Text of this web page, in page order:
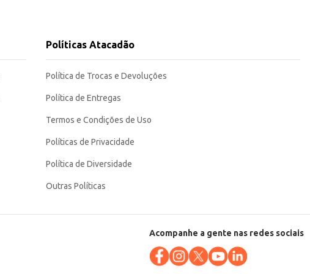
Políticas Atacadão
Política de Trocas e Devoluções
Política de Entregas
Termos e Condições de Uso
Políticas de Privacidade
Política de Diversidade
Outras Políticas
Acompanhe a gente nas redes sociais